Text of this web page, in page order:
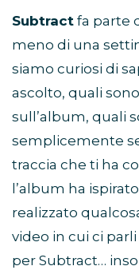
Subtract fa parte
meno di una
siamo curiosi di
ascolto, quali
sull’album, quali
semplicemente
traccia che ti ha
l’album ha
realizzato
video in cui ci
per Subtract…